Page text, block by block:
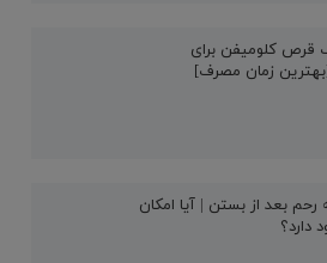
قرص کلومیفن برای
زمان مصرف]
رحم بعد از بستن | آیا امکان
دارد؟